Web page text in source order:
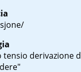
tensio derivazione